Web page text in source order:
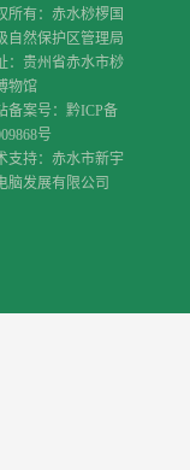
所有：赤水桫椤国
自然保护区管理局
：贵州省赤水市桫
物馆
备案号：黔ICP备
号
支持：赤水市新宇
脑发展有限公司